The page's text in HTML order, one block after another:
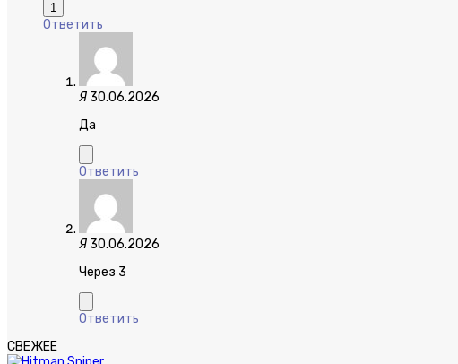
1
Ответить
Я 30.06.2026
Да
Ответить
Я 30.06.2026
Через 3
Ответить
СВЕЖЕЕ